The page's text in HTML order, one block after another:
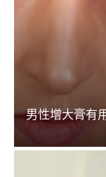
男性增大膏有